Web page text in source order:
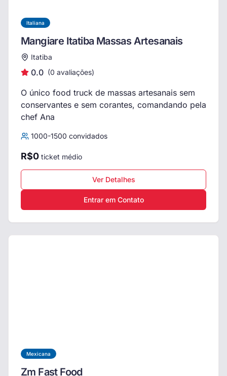
Italiana
Mangiare Itatiba Massas Artesanais
Itatiba
0.0 (0 avaliações)
O único food truck de massas artesanais sem
conservantes e sem corantes, comandando pela
chef Ana
1000-1500 convidados
R$0 ticket médio
Ver Detalhes
Entrar em Contato
Mexicana
Zm Fast Food